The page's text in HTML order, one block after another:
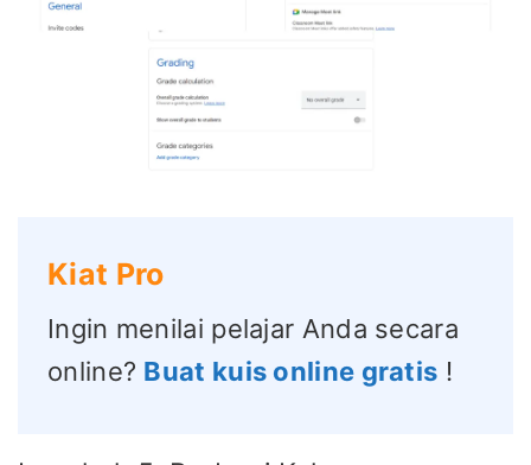
Kiat Pro
Ingin menilai pelajar Anda secara
online? Buat kuis online gratis !